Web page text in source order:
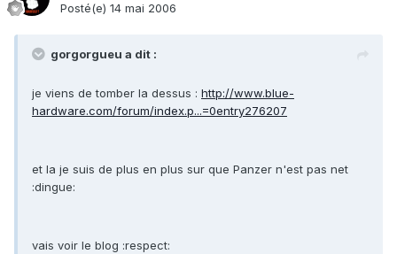
Posté(e) 14 mai 2006
gorgorgueu a dit :
je viens de tomber la dessus : http://www.blue-
hardware.com/forum/index.p...=0entry276207
et la je suis de plus en plus sur que Panzer n'est pas net
:dingue:
vais voir le blog :respect: